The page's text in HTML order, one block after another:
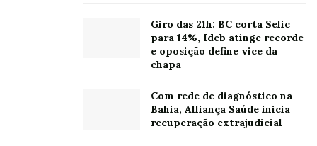
Giro das 21h: BC corta Selic
para 14%, Ideb atinge recorde
e oposição define vice da
chapa
Com rede de diagnóstico na
Bahia, Alliança Saúde inicia
recuperação extrajudicial